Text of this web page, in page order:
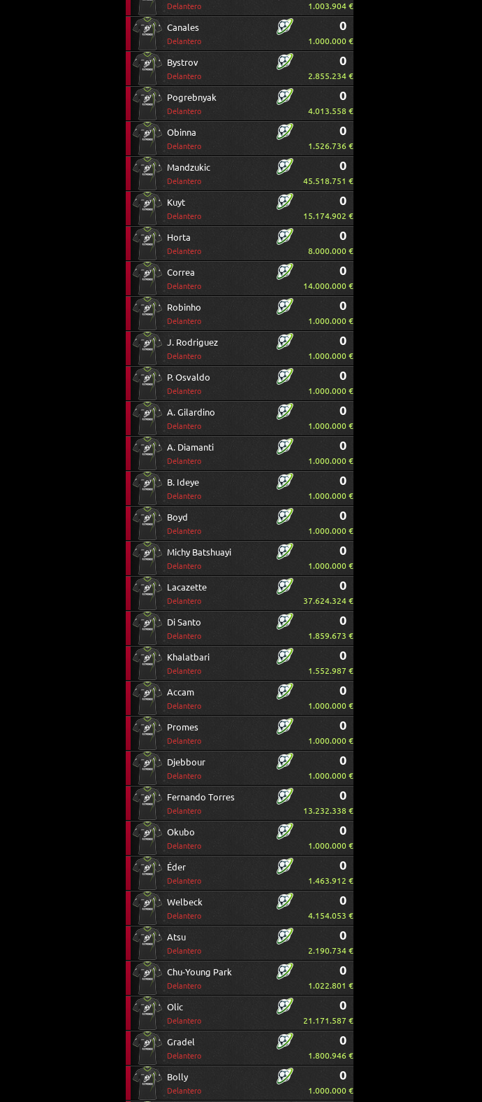
Delantero 1.003.904 €
Canales
Delantero
0
1.000.000 €
Bystrov
Delantero
0
2.855.234 €
Pogrebnyak
Delantero
0
4.013.558 €
Obinna
Delantero
0
1.526.736 €
Mandzukic
Delantero
0
45.518.751 €
Kuyt
Delantero
0
15.174.902 €
Horta
Delantero
0
8.000.000 €
Correa
Delantero
0
14.000.000 €
Robinho
Delantero
0
1.000.000 €
J. Rodriguez
Delantero
0
1.000.000 €
P. Osvaldo
Delantero
0
1.000.000 €
A. Gilardino
Delantero
0
1.000.000 €
A. Diamanti
Delantero
0
1.000.000 €
B. Ideye
Delantero
0
1.000.000 €
Boyd
Delantero
0
1.000.000 €
Michy Batshuayi
Delantero
0
1.000.000 €
Lacazette
Delantero
0
37.624.324 €
Di Santo
Delantero
0
1.859.673 €
Khalatbari
Delantero
0
1.552.987 €
Accam
Delantero
0
1.000.000 €
Promes
Delantero
0
1.000.000 €
Djebbour
Delantero
0
1.000.000 €
Fernando Torres
Delantero
0
13.232.338 €
Okubo
Delantero
0
1.000.000 €
Éder
Delantero
0
1.463.912 €
Welbeck
Delantero
0
4.154.053 €
Atsu
Delantero
0
2.190.734 €
Chu-Young Park
Delantero
0
1.022.801 €
Olic
Delantero
0
21.171.587 €
Gradel
Delantero
0
1.800.946 €
Bolly
Delantero
0
1.000.000 €